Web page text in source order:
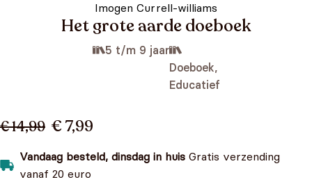
Imogen Currell-williams
Het grote aarde doeboek
5 t/m 9 jaar
Doeboek,
Educatief
€ 14,99 € 7,99
Vandaag besteld, dinsdag in huis Gratis verzending
vanaf 20 euro